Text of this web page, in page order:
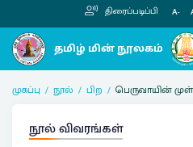
திரைப்படிப்பி A-
முகப்பு நூல் பிற பெருவாயின்
நூல் விவரங்கள்